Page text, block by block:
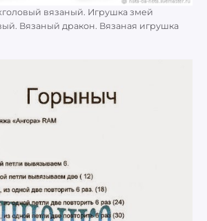
вязаный. Игрушка змей
Вязаный дракон. Вязаная игрушка